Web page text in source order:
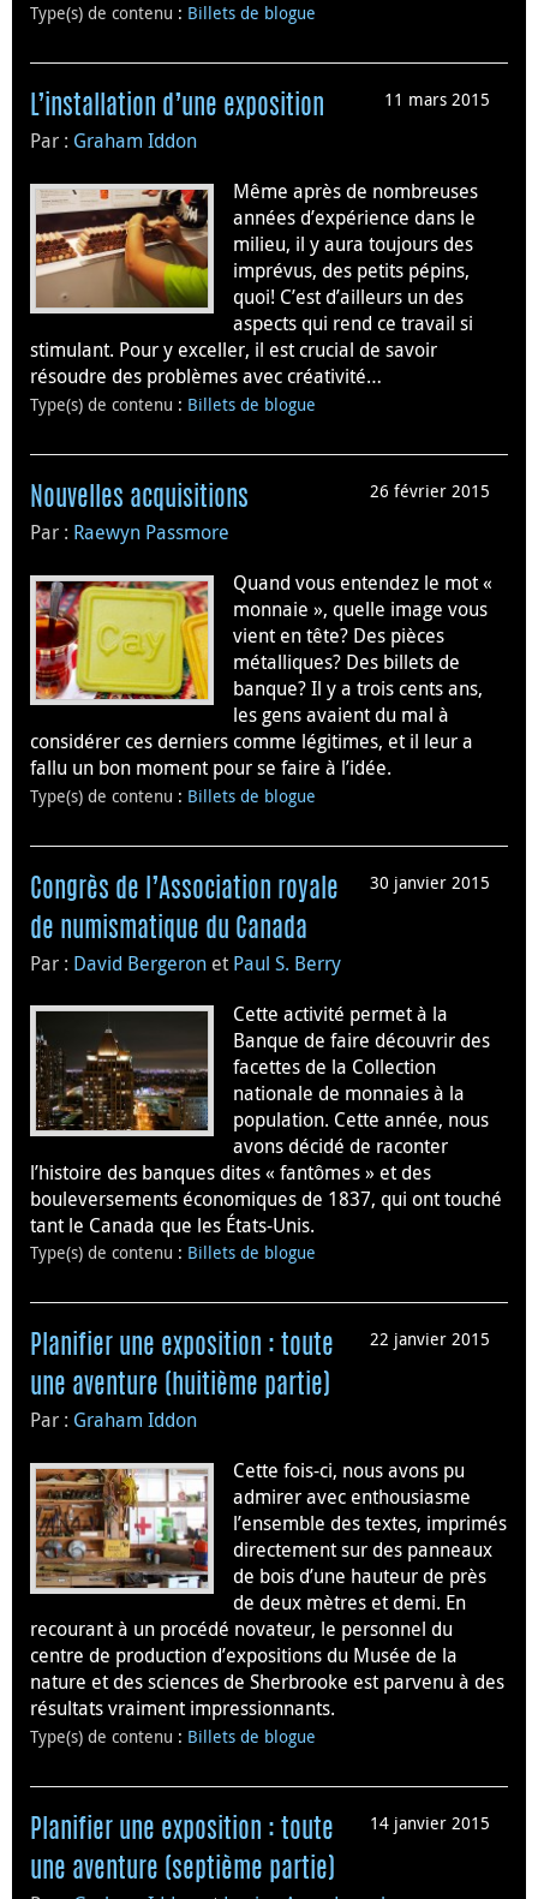
Type(s) de contenu : Billets de blogue
11 mars 2015
L’installation d’une exposition
Par : Graham Iddon
Même après de nombreuses
années d’expérience dans le
milieu, il y aura toujours des
imprévus, des petits pépins,
quoi! C’est d’ailleurs un des
aspects qui rend ce travail si
stimulant. Pour y exceller, il est crucial de savoir
résoudre des problèmes avec créativité…
Type(s) de contenu : Billets de blogue
26 février 2015
Nouvelles acquisitions
Par : Raewyn Passmore
Quand vous entendez le mot «
monnaie », quelle image vous
vient en tête? Des pièces
métalliques? Des billets de
banque? Il y a trois cents ans,
les gens avaient du mal à
considérer ces derniers comme légitimes, et il leur a
fallu un bon moment pour se faire à l’idée.
Type(s) de contenu : Billets de blogue
30 janvier 2015
Congrès de l’Association royale
de numismatique du Canada
Par : David Bergeron et Paul S. Berry
Cette activité permet à la
Banque de faire découvrir des
facettes de la Collection
nationale de monnaies à la
population. Cette année, nous
avons décidé de raconter
l’histoire des banques dites « fantômes » et des
bouleversements économiques de 1837, qui ont touché
tant le Canada que les États-Unis.
Type(s) de contenu : Billets de blogue
22 janvier 2015
Planifier une exposition : toute
une aventure (huitième partie)
Par : Graham Iddon
Cette fois-ci, nous avons pu
admirer avec enthousiasme
l’ensemble des textes, imprimés
directement sur des panneaux
de bois d’une hauteur de près
de deux mètres et demi. En
recourant à un procédé novateur, le personnel du
centre de production d’expositions du Musée de la
nature et des sciences de Sherbrooke est parvenu à des
résultats vraiment impressionnants.
Type(s) de contenu : Billets de blogue
14 janvier 2015
Planifier une exposition : toute
une aventure (septième partie)